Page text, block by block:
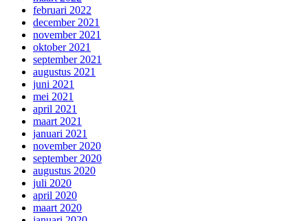
februari 2022
december 2021
november 2021
oktober 2021
september 2021
augustus 2021
juni 2021
mei 2021
april 2021
maart 2021
januari 2021
november 2020
september 2020
augustus 2020
juli 2020
april 2020
maart 2020